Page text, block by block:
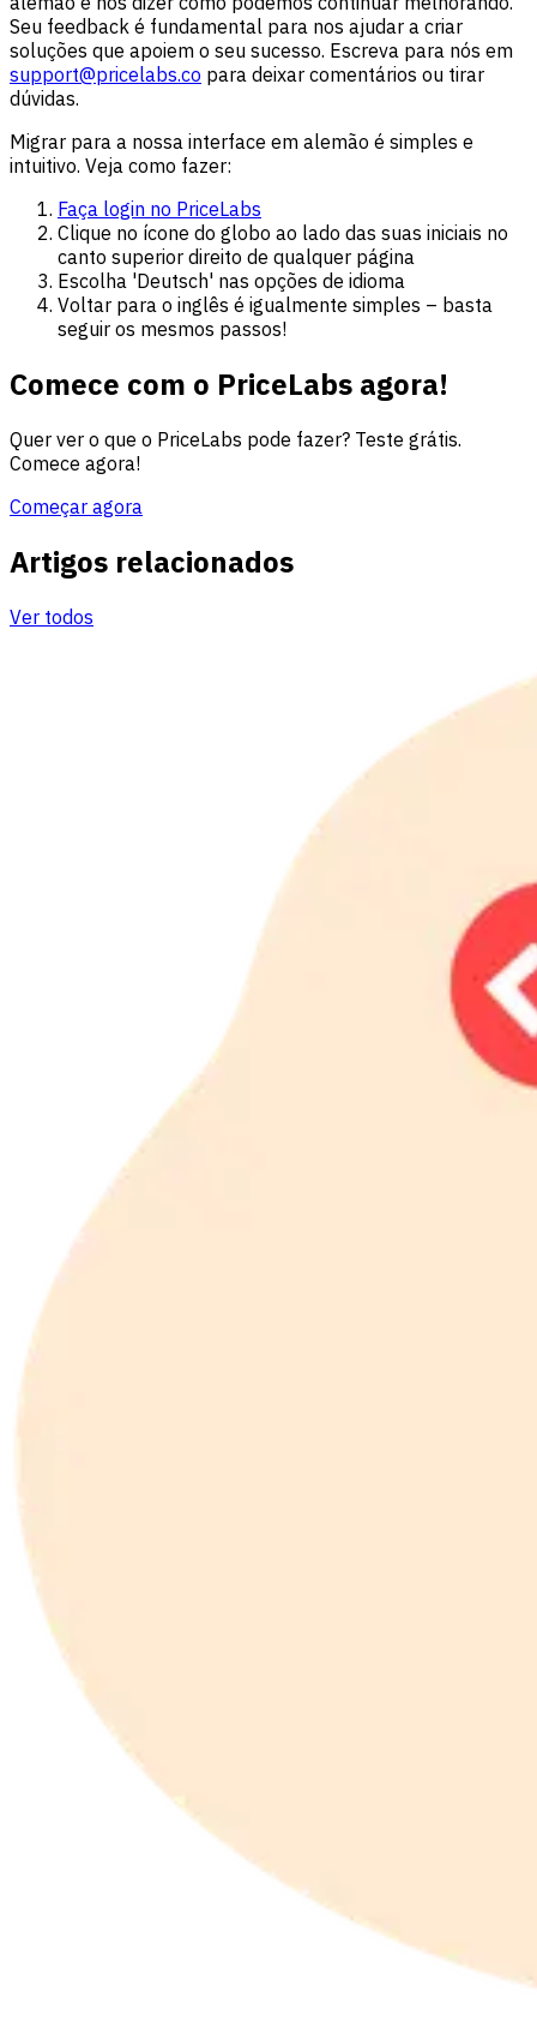
Seu feedback é fundamental para nos ajudar a criar
soluções que apoiem o seu sucesso. Escreva para nós em
support@pricelabs.co para deixar comentários ou tirar
dúvidas.
Migrar para a nossa interface em alemão é simples e
intuitivo. Veja como fazer:
Faça login no PriceLabs
Clique no ícone do globo ao lado das suas iniciais no
canto superior direito de qualquer página
Escolha 'Deutsch' nas opções de idioma
Voltar para o inglês é igualmente simples – basta
seguir os mesmos passos!
Comece com o PriceLabs agora!
Quer ver o que o PriceLabs pode fazer? Teste grátis.
Comece agora!
Começar agora
Artigos relacionados
Ver todos